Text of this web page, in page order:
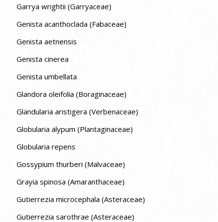
Garrya wrightii (Garryaceae)
Genista acanthoclada (Fabaceae)
Genista aetnensis
Genista cinerea
Genista umbellata
Glandora oleifolia (Boraginaceae)
Glandularia aristigera (Verbenaceae)
Globularia alypum (Plantaginaceae)
Globularia repens
Gossypium thurberi (Malvaceae)
Grayia spinosa (Amaranthaceae)
Gutierrezia microcephala (Asteraceae)
Gutierrezia sarothrae (Asteraceae)